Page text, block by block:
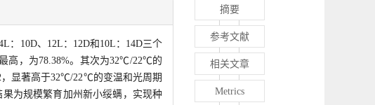
10D、12L：12D和10L：14D三个
高，为78.38%。其次为32℃/22℃的
，显著高于32℃/22℃的变温和光周期
为规模繁育加州新小绥螨，实现种
摘要
参考文献
相关文章
Metrics